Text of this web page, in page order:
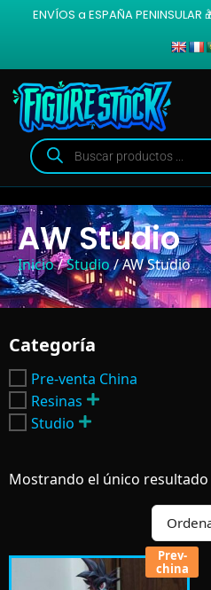
ENVÍOS a ESPAÑA
AW Studio
Inicio/Studio/ AW Studio
Categoría
Pre-venta China
Resinas
Studio
Mostrando el único resultado
Prev-
china